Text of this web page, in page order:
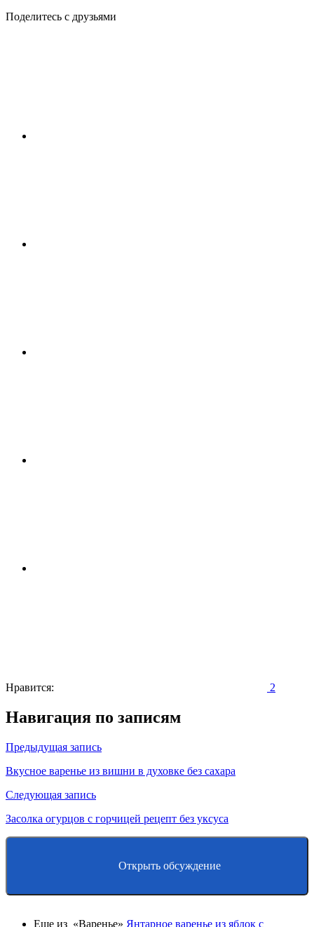
Поделитесь с друзьями
Нравится: 2
Навигация по записям
Предыдущая запись
Вкусное варенье из вишни в духовке без сахара
Следующая запись
Засолка огурцов с горчицей рецепт без уксуса
Открыть обсуждение
Еще из «Варенье» Янтарное варенье из яблок с